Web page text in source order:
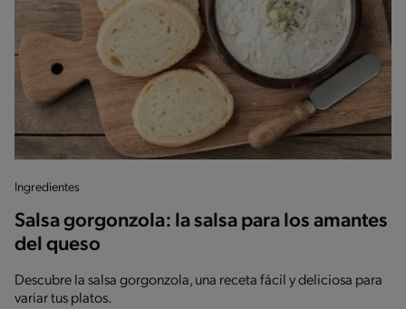
Ingredientes
Salsa gorgonzola: la salsa para los amantes
del queso
Descubre la salsa gorgonzola, una receta fácil y deliciosa para
variar tus platos.